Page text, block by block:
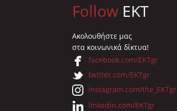
Follow EKT
Ακολουθήστε μας
στα κοινωνικά δίκτυα!
facebook.com/EKTgr
twitter.com/EKTgr
instagram.com/the_EKTgr
linkedin.com/EKTgr